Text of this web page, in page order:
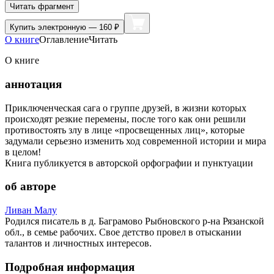
Читать фрагмент
Купить электронную — 160 ₽
О книгеОглавлениеЧитать
О книге
аннотация
Приключенческая сага о группе друзей, в жизни которых
происходят резкие перемены, после того как они решили
противостоять злу в лице «просвещенных лиц», которые
задумали серьезно изменить ход современной истории и мира
в целом!
Книга публикуется в авторской орфографии и пунктуации
об авторе
Ливан Малу
Родился писатель в д. Баграмово Рыбновского р-на Рязанской
обл., в семье рабочих. Свое детство провел в отыскании
талантов и личностных интересов.
Подробная информация